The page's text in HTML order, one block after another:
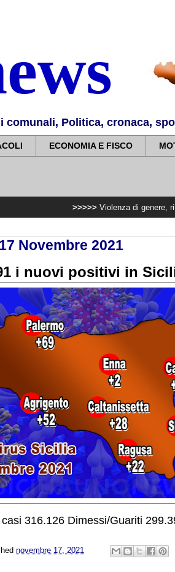
Politica, cronaca,
ECONOMIA E FISCO
Violenza di genere, rilasciati i nulla
Novembre 2021
i nuovi positivi in
316.126 Dimessi/Guariti
novembre 17, 2021